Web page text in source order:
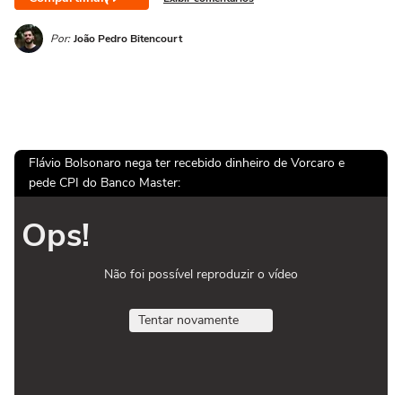
Por: João Pedro Bitencourt
Flávio Bolsonaro nega ter recebido dinheiro de Vorcaro e
pede CPI do Banco Master:
Ops!
Não foi possível reproduzir o vídeo
Tentar novamente